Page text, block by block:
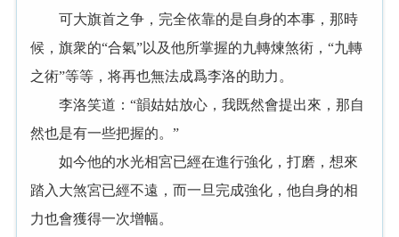
可大旗首之争，完全依靠的是自身的本事，那時
候，旗衆的“合氣”以及他所掌握的九轉煉煞術，“九轉
之術”等等，将再也無法成爲李洛的助力。
李洛笑道：“韻姑姑放心，我既然會提出來，那自
然也是有一些把握的。”
如今他的水光相宮已經在進行強化，打磨，想來
踏入大煞宮已經不遠，而一旦完成強化，他自身的相
力也會獲得一次增幅。